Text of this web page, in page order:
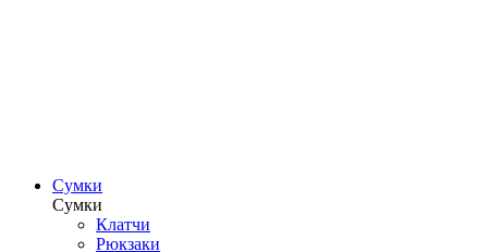
Сумки
Сумки
Клатчи
Рюкзаки